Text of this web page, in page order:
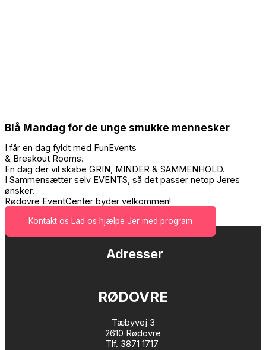
Blå Mandag for de unge smukke mennesker
I får en dag fyldt med FunEvents
& Breakout Rooms.
En dag der vil skabe GRIN, MINDER & SAMMENHOLD.
I Sammensætter selv EVENTS, så det passer netop Jeres
ønsker.
Rødovre EventCenter byder velkommen!
Kontakt os Lad os hjælpe Jer med program
Adresser
RØDOVRE
Tæbyvej 3
2610 Rødovre
Tlf. 3871 1717